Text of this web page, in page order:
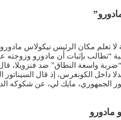
تعلم مكان الرئيس نيكولاس مادورو
“تطالب بإثبات أن مادورو وزوجته
“ضربة واسعة النطاق” ضد فنزويلا،
داخل الكونغرس، إذ قال
الجمهوري، مايك لي، عن شكوكه
مادورو